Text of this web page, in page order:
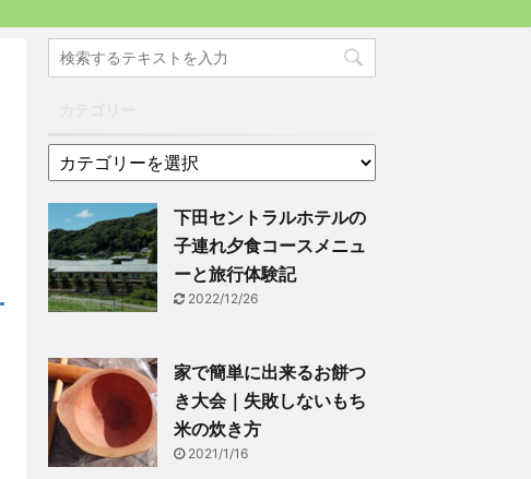
下田セントラルホテルの
子連れ夕食コースメニュ
ーと旅行体験記
2022/12/26
家で簡単に出来るお餅つ
き大会｜失敗しないもち
米の炊き方
2021/1/16